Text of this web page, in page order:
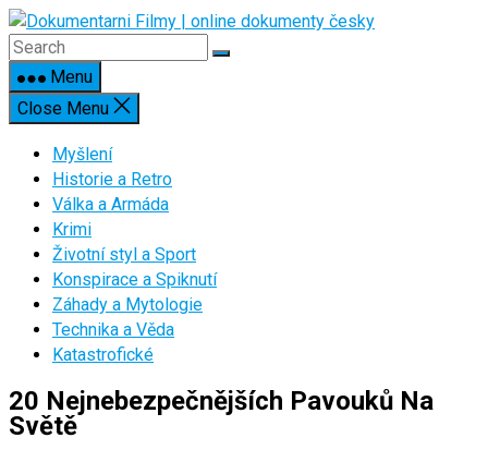
Skip
to
contentMenu
Close Menu
Myšlení
Historie a Retro
Válka a Armáda
Krimi
Životní styl a Sport
Konspirace a Spiknutí
Záhady a Mytologie
Technika a Věda
Katastrofické
20 Nejnebezpečnějších Pavouků Na
Světě